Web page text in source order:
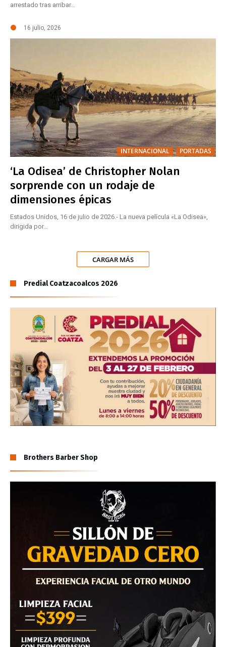
arrestado tras arribar…
16 julio, 2026
INTERNACIONAL PORTADAS
‘La Odisea’ de Christopher Nolan
sorprende con un rodaje de
dimensiones épicas
Estados Unidos, 16 de julio de 2026.- La nueva película «La Odisea»,
dirigida por…
CARGAR MÁS
Predial Coatzacoalcos 2026
Brothers Barber Shop